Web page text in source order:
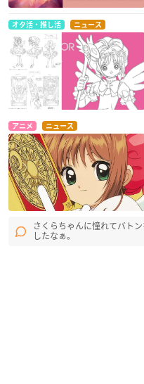
オタ活・推し活 ニュース
アニメ ニュース
さくらちゃんに憧れてバト
したなぁ。